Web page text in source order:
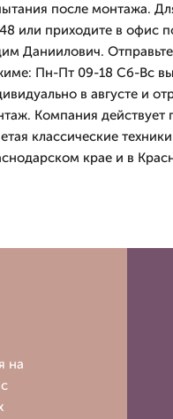
после монтажа.
или приходите в офис
Даниилович.
Пн-Пт 09-18 Сб-Вс
в августе и
Компания действует
классические
крае и в
на